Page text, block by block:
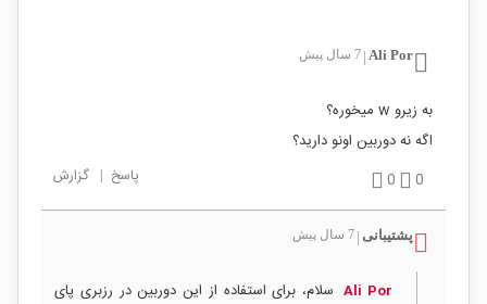
Ali Por 7 سال پیش
به زیرو w میخوره؟
اگه نه دوربین اونو دارید؟
0
0 پاسخ | گزارش
پشتیبانی 7 سال پیش
Ali Por سلام، برای استفاده از این دوربین در رزبری پای